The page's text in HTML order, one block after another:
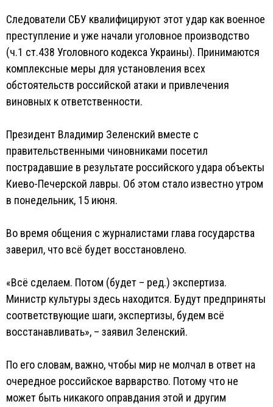
Следователи СБУ квалифицируют этот удар как военное
преступление и уже начали уголовное производство
(ч.1 ст.438 Уголовного кодекса Украины). Принимаются
комплексные меры для установления всех
обстоятельств российской атаки и привлечения
виновных к ответственности.
Президент Владимир Зеленский вместе с
правительственными чиновниками посетил
пострадавшие в результате российского удара объекты
Киево-Печерской лавры. Об этом стало известно утром
в понедельник, 15 июня.
Во время общения с журналистами глава государства
заверил, что всё будет восстановлено.
«Всё сделаем. Потом (будет – ред.) экспертиза.
Министр культуры здесь находится. Будут предприняты
соответствующие шаги, экспертизы, будем всё
восстанавливать», – заявил Зеленский.
По его словам, важно, чтобы мир не молчал в ответ на
очередное российское варварство. Потому что не
может быть никакого оправдания этой и другим